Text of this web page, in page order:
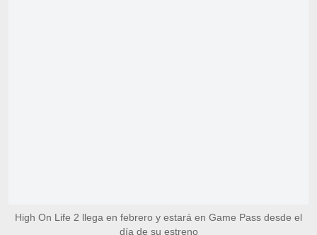
High On Life 2 llega en febrero y estará en Game Pass desde el
día de su estreno